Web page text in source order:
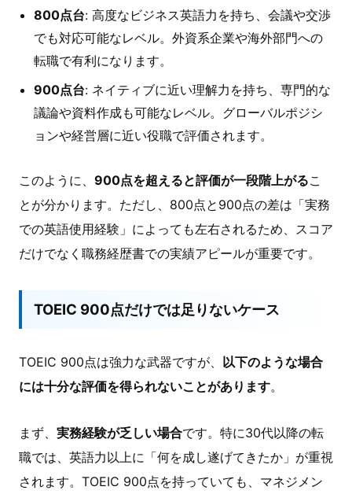
800点台: 高度なビジネス英語力を持ち、会議や交渉
でも対応可能なレベル。外資系企業や海外部門への
転職で有利になります。
900点台: ネイティブに近い理解力を持ち、専門的な
議論や資料作成も可能なレベル。グローバルポジシ
ョンや経営層に近い役職で評価されます。
このように、 900点を超えると評価が一段階上がるこ
とが分かります。ただし、800点と900点の差は「実務
での英語使用経験」によっても左右されるため、スコア
だけでなく職務経歴書での実績アピールが重要です。
TOEIC 900点だけでは足りないケース
TOEIC 900点は強力な武器ですが、 以下のような場合
には十分な評価を得られないことがあります。
まず、 実務経験が乏しい場合です。特に30代以降の転
職では、英語力以上に「何を成し遂げてきたか」が重視
されます。TOEIC 900点を持っていても、マネジメン